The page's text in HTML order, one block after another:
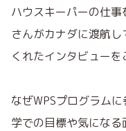
ハウスキーパーの仕
さんがカナダに渡航
くれたインタビューを
なぜWPSプログラム
学での目標や気にな